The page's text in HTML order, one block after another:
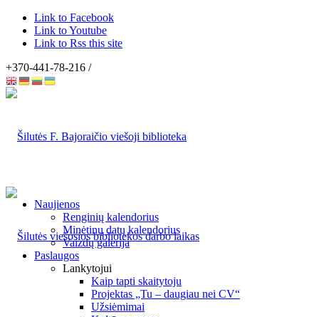
Link to Facebook
Link to Youtube
Link to Rss this site
+370-441-78-216 /
Naujienos
Renginių kalendorius
Minėtinų datų kalendorius
Vaizdų galerija
Paslaugos
Lankytojui
Kaip tapti skaitytoju
Projektas „Tu – daugiau nei CV“
Užsiėmimai